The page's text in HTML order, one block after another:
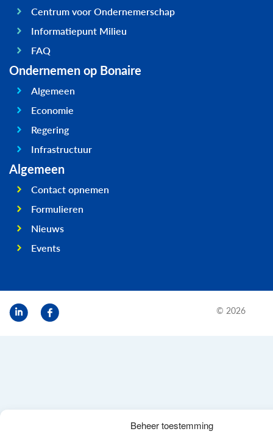
Beheer toestemming
Centrum voor Ondernemerschap
Informatiepunt Milieu
FAQ
Ondernemen op Bonaire
Algemeen
Economie
Regering
Infrastructuur
Algemeen
Contact opnemen
Formulieren
Nieuws
Events
© 2026